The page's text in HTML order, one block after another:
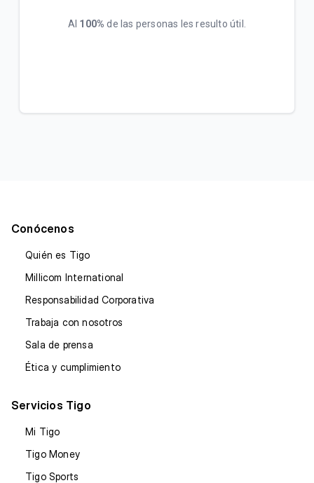
Al 100% de las personas les resulto útil.
Conócenos
Quién es Tigo
Millicom International
Responsabilidad Corporativa
Trabaja con nosotros
Sala de prensa
Ética y cumplimiento
Servicios Tigo
Mi Tigo
Tigo Money
Tigo Sports